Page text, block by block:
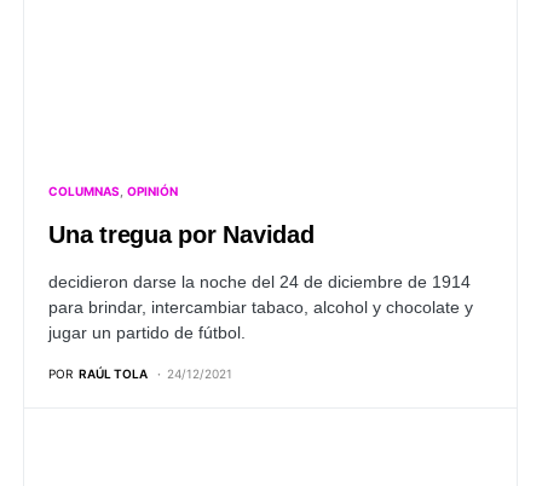
COLUMNAS OPINIÓN
Una tregua por Navidad
decidieron darse la noche del 24 de diciembre de 1914
para brindar, intercambiar tabaco, alcohol y chocolate y
jugar un partido de fútbol.
POR RAÚL TOLA 24/12/2021